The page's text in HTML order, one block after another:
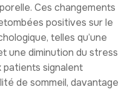
Ces changements
positives sur le
telles qu’une
une diminution du stress
patients signalent
de sommeil, davantage